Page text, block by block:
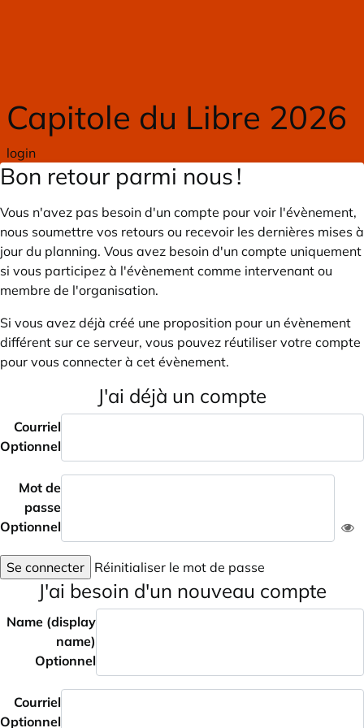
Capitole du Libre 2026
login
Bon retour parmi nous !
Vous n'avez pas besoin d'un compte pour voir l'évènement,
nous soumettre vos retours ou recevoir les dernières mises à
jour du planning. Vous avez besoin d'un compte uniquement
si vous participez à l'évènement comme intervenant ou
membre de l'organisation.
Si vous avez déjà créé une proposition pour un évènement
différent sur ce serveur, vous pouvez réutiliser votre compte
pour vous connecter à cet évènement.
J'ai déjà un compte
Courriel
Optionnel
Mot de
passe
Optionnel
Se connecter Réinitialiser le mot de passe
J'ai besoin d'un nouveau compte
Name (display
name)
Optionnel
Courriel
Optionnel